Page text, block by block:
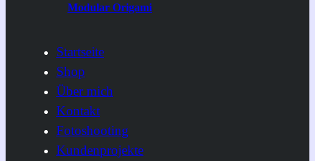
Modular Origami
Startseite
Shop
Über mich
Kontakt
Fotoshooting
Kundenprojekte